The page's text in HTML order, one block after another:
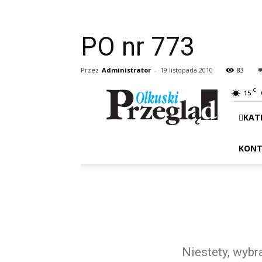
PO nr 773
Przez Administrator - 19 listopada 2010 83